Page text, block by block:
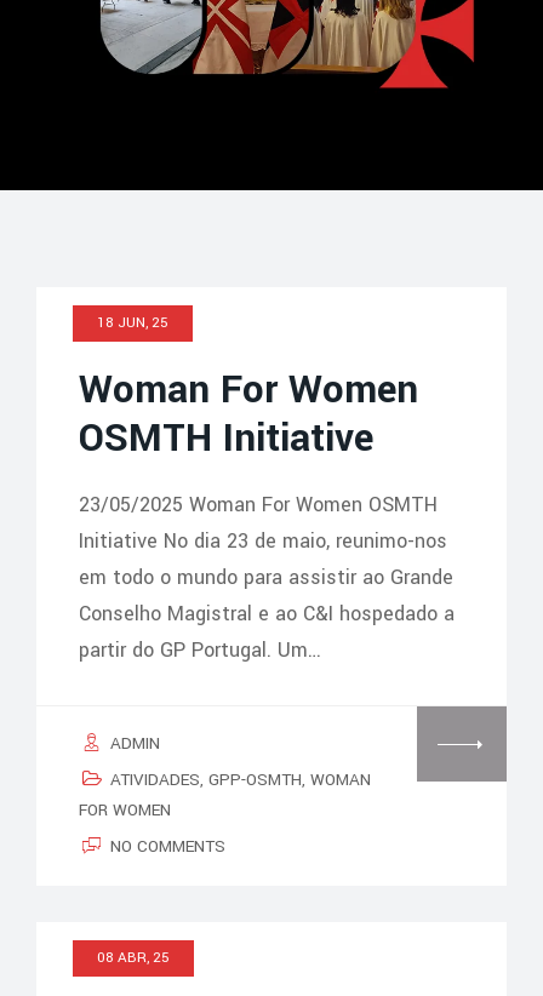
Tag: Comendas
18 JUN, 25
Woman For Women
OSMTH Initiative
23/05/2025 Woman For Women OSMTH
Initiative No dia 23 de maio, reunimo-nos
em todo o mundo para assistir ao Grande
Conselho Magistral e ao C&I hospedado a
partir do GP Portugal. Um…
ADMIN
ATIVIDADES, GPP-OSMTH, WOMAN
FOR WOMEN
NO COMMENTS
08 ABR, 25